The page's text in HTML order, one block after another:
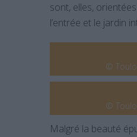
sont, elles,
l’entrée et le jardin
©
©
Malgré la beauté